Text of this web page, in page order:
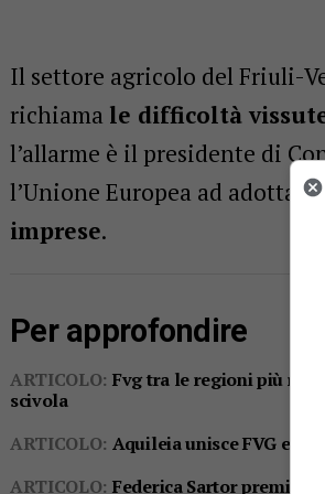
Il settore agricolo del Friuli-
richiama le difficoltà
l’allarme è il presidente di
l’Unione Europea ad adottare
imprese.
Per approfondire
ARTICOLO: Fvg tra le regioni più
scivola
ARTICOLO: Aquileia unisce FVG e
ARTICOLO: Federica Sartor